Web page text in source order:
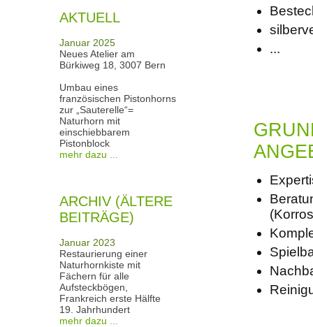
AKTUELL
Januar 2025
Neues Atelier am
Bürkiweg 18, 3007 Bern
Umbau eines
französischen Pistonhorns
zur „Sauterelle“=
Naturhorn mit
einschiebbarem
Pistonblock
mehr dazu ...
ARCHIV (ÄLTERE
BEITRÄGE)
Januar 2023
Restaurierung einer
Naturhornkiste mit
Fächern für alle
Aufsteckbögen,
Frankreich erste Hälfte
19. Jahrhundert
mehr dazu ...
...